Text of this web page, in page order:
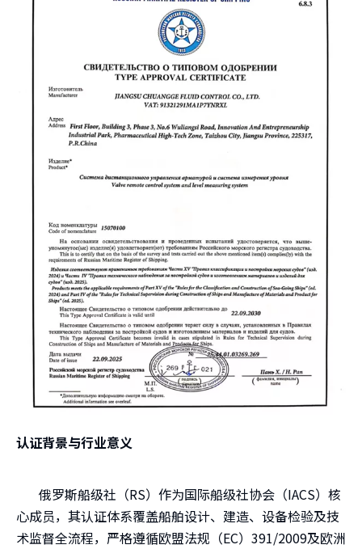
认证背景与行业意义
俄罗斯船级社（RS）作为国际船级社协会（IACS）核
心成员，其认证体系覆盖船舶设计、建造、设备检验及技
术监督全流程，严格遵循欧盟法规（EC）391/2009及欧洲